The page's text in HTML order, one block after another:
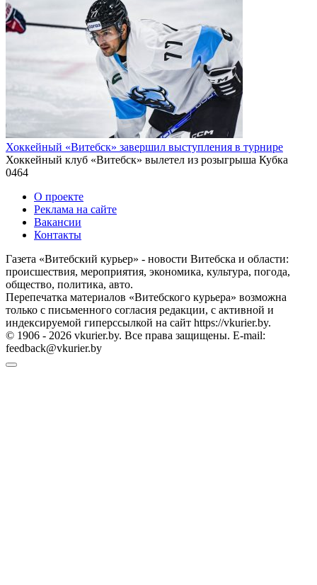
Хоккейный «Витебск» завершил выступления в турнире
Хоккейный клуб «Витебск» вылетел из розыгрыша Кубка
0464
О проекте
Реклама на сайте
Вакансии
Контакты
Газета «Витебский курьер» - новости Витебска и области:
происшествия, мероприятия, экономика, культура, погода,
общество, политика, авто.
Перепечатка материалов «Витебского курьера» возможна
только с письменного согласия редакции, с активной и
индексируемой гиперссылкой на сайт https://vkurier.by.
© 1906 - 2026 vkurier.by. Все права защищены. E-mail:
feedback@vkurier.by